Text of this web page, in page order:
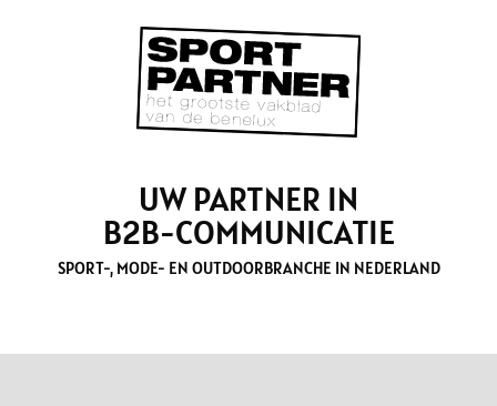
UW PARTNER IN
B2B-COMMUNICATIE
SPORT-, MODE- EN OUTDOORBRANCHE IN NEDERLAND